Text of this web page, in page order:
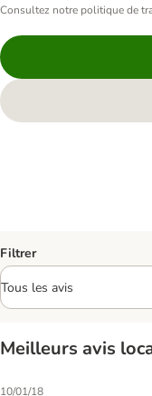
Consultez notre politique de
Filtrer
Meilleurs avis
10/01/18